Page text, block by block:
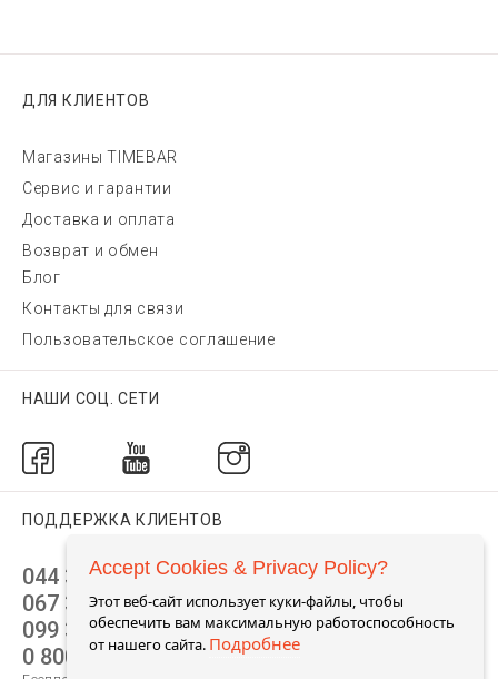
ДЛЯ КЛИЕНТОВ
Магазины TIMEBAR
Сервис и гарантии
Доставка и оплата
Возврат и обмен
Блог
Контакты для связи
Пользовательское соглашение
НАШИ СОЦ. СЕТИ
ПОДДЕРЖКА КЛИЕНТОВ
044 392 44 45
067 344 14 44 (viber)
099 399 23 80
0 800 305 805
Accept Cookies & Privacy Policy?
Этот веб-сайт использует куки-файлы, чтобы
обеспечить вам максимальную работоспособность
от нашего сайта. Подробнее